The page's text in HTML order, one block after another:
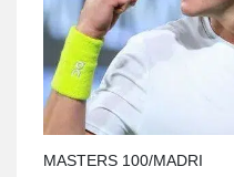
MASTERS 100/MADRI